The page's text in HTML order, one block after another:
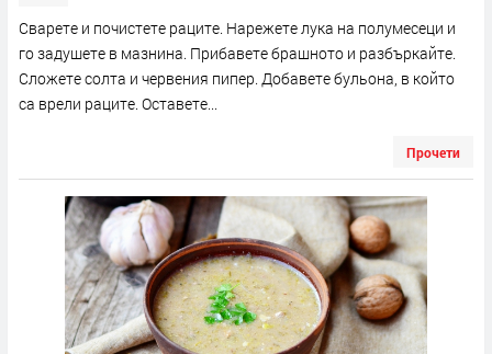
Сварете и почистете раците. Нарежете лука на полумесеци и
го задушете в мазнина. Прибавете брашното и разбъркайте.
Сложете солта и червения пипер. Добавете бульона, в който
са врели раците. Оставете...
Прочети